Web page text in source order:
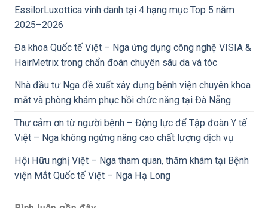
EssilorLuxottica vinh danh tại 4 hạng mục Top 5 năm
2025–2026
Đa khoa Quốc tế Việt – Nga ứng dụng công nghệ VISIA &
HairMetrix trong chẩn đoán chuyên sâu da và tóc
Nhà đầu tư Nga đề xuất xây dựng bệnh viện chuyên khoa
mắt và phòng khám phục hồi chức năng tại Đà Nẵng
Thư cảm ơn từ người bệnh – Động lực để Tập đoàn Y tế
Việt – Nga không ngừng nâng cao chất lượng dịch vụ
Hội Hữu nghị Việt – Nga tham quan, thăm khám tại Bệnh
viện Mắt Quốc tế Việt – Nga Hạ Long